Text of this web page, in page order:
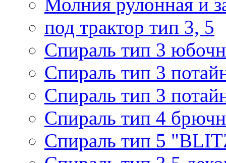
под трактор тип 3, 5
Спираль тип 3
Спираль тип 3
Спираль тип 3
Спираль тип 4
Спираль тип 5